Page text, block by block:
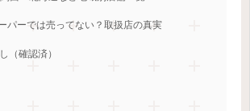
パーでは売ってない？取扱店の真実
（確認済）